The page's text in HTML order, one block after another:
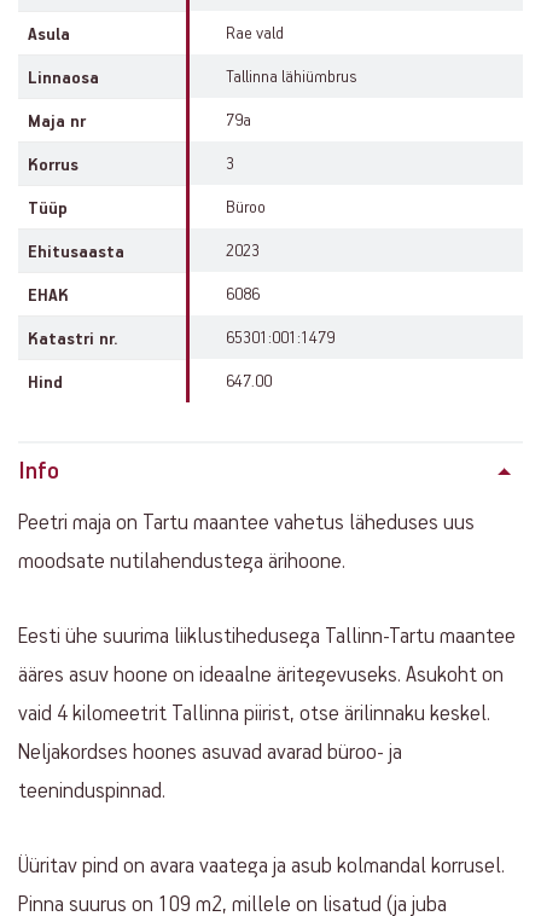
Asula Rae vald
Linnaosa Tallinna lähiümbrus
Maja nr 79a
Korrus 3
Tüüp Büroo
Ehitusaasta 2023
EHAK 6086
Katastri nr. 65301:001:1479
Hind 647.00
Info
Peetri maja on Tartu maantee vahetus läheduses uus
moodsate nutilahendustega ärihoone.
Eesti ühe suurima liiklustihedusega Tallinn-Tartu maantee
ääres asuv hoone on ideaalne äritegevuseks. Asukoht on
vaid 4 kilomeetrit Tallinna piirist, otse ärilinnaku keskel.
Neljakordses hoones asuvad avarad büroo- ja
teeninduspinnad.
Üüritav pind on avara vaatega ja asub kolmandal korrusel.
Pinna suurus on 109 m2, millele on lisatud (ja juba